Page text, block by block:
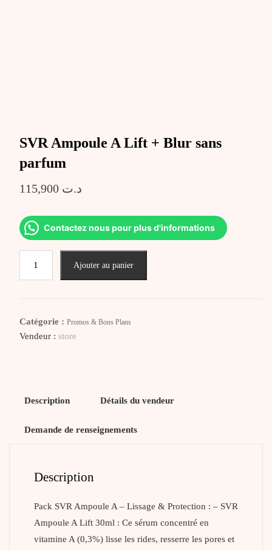
SVR Ampoule A Lift + Blur sans
parfum
د.ت 115,900
Contactez nous pour plus d'informations
Ajouter au panier
Catégorie : Promos & Bons Plans
Vendeur : store
Description Détails du vendeur
Demande de renseignements
Description
Pack SVR Ampoule A – Lissage & Protection : – SVR
Ampoule A Lift 30ml : Ce sérum concentré en
vitamine A (0,3%) lisse les rides, resserre les pores et